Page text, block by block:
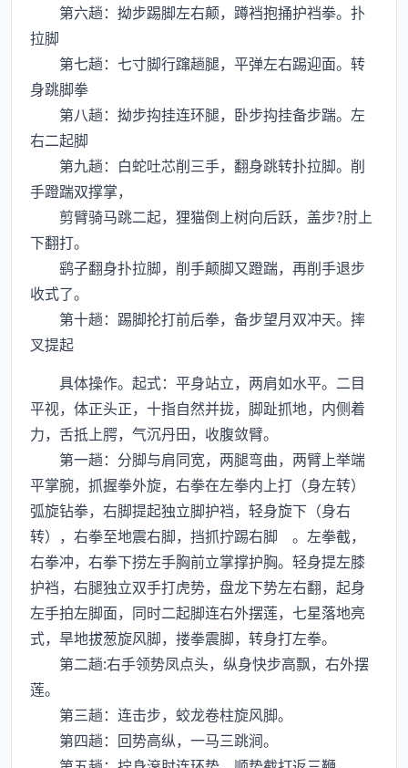
第六趟：拗步踢脚左右颠，蹲裆抱捅护裆拳。扑
拉脚
第七趟：七寸脚行蹿趟腿，平弹左右踢迎面。转
身跳脚拳
第八趟：拗步抅挂连环腿，卧步抅挂备步踹。左
右二起脚
第九趟：白蛇吐芯削三手，翻身跳转扑拉脚。削
手蹬踹双撑掌，
剪臂骑马跳二起，狸猫倒上树向后跃，盖步?肘上
下翻打。
鹞子翻身扑拉脚，削手颠脚又蹬踹，再削手退步
收式了。
第十趟：踢脚抡打前后拳，备步望月双冲天。摔
叉提起
具体操作。起式：平身站立，两肩如水平。二目
平视，体正头正，十指自然并拢，脚趾抓地，内侧着
力，舌抵上腭，气沉丹田，收腹敛臂。
第一趟：分脚与肩同宽，两腿弯曲，两臂上举端
平掌腕，抓握拳外旋，右拳在左拳内上打（身左转）
弧旋钻拳，右脚提起独立脚护裆，轻身旋下（身右
转），右拳至地震右脚，挡抓拧踢右脚 。左拳截，
右拳冲，右拳下捞左手胸前立掌撑护胸。轻身提左膝
护裆，右腿独立双手打虎势，盘龙下势左右翻，起身
左手拍左脚面，同时二起脚连右外摆莲，七星落地亮
式，旱地拔葱旋风脚，搂拳震脚，转身打左拳。
第二趟:右手领势凤点头，纵身快步高飘，右外摆
莲。
第三趟：连击步，蛟龙卷柱旋风脚。
第四趟：回势高纵，一马三跳涧。